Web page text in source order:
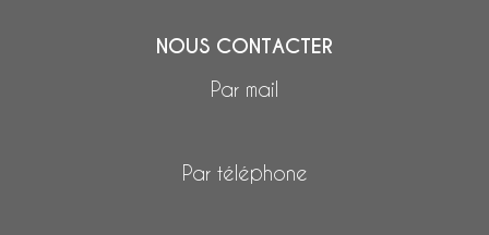
NOUS CONTACTER
Par mail
Par téléphone